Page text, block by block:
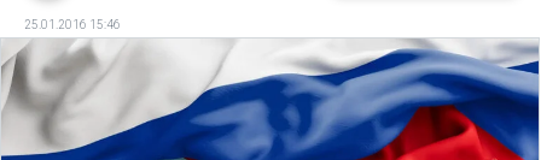
25.01.2016 15:46